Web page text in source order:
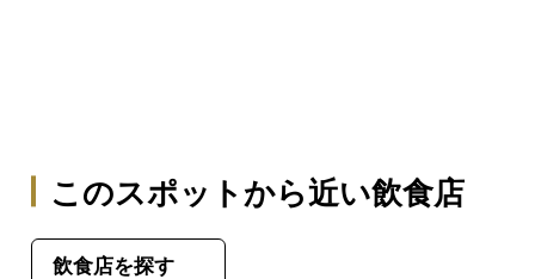
このスポットから近い飲食店
飲食店を探す